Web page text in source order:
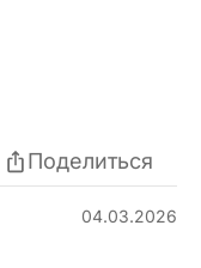
Поделиться
04.03.2026